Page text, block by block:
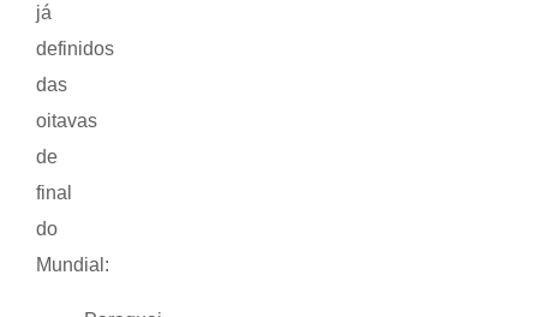
já
definidos
das
oitavas
de
final
do
Mundial: